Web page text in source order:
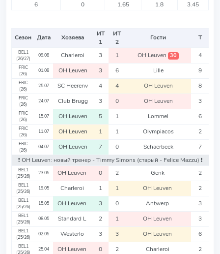
6
0 1.65 1.8 3.45
Сезон Дата Хозяева
ИТ
1
ИТ
2
Гости Т
BEL1
(26/27)
09.08 Charleroi 3 1 OH Leuven 30 4
FRIC
(26)
01.08 OH Leuven 3 6 Lille 9
FRIC
(26)
25.07 SC Heerenv 4 4 OH Leuven 8
FRIC
(26)
24.07 Club Brugg 3 0 OH Leuven 3
FRIC
(26)
15.07 OH Leuven 5 1 Lommel 6
FRIC
(26)
11.07 OH Leuven 1 1 Olympiacos 2
FRIC
(26)
04.07 OH Leuven 7 0 Schaerbeek
7
❗️ OH Leuven: новый тренер - Timmy Simons (старый - Felice Mazzu) ❗️
BEL1
(25/26)
23.05 OH Leuven 0 2 Genk 2
BEL1
(25/26)
19.05 Charleroi 1 1 OH Leuven 2
BEL1
(25/26)
15.05 OH Leuven 3 0 Antwerp 3
BEL1
(25/26)
08.05 Standard L 2 1 OH Leuven 3
BEL1
(25/26)
02.05 Westerlo 3 3 OH Leuven 6
BEL1
(25/26)
25.04 OH Leuven 0 2 Charleroi 2